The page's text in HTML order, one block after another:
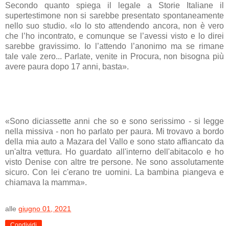
Secondo quanto spiega il legale a Storie Italiane il
supertestimone non si sarebbe presentato spontaneamente
nello suo studio. «Io lo sto attendendo ancora, non è vero
che l’ho incontrato, e comunque se l’avessi visto e lo direi
sarebbe gravissimo. Io l’attendo l’anonimo ma se rimane
tale vale zero... Parlate, venite in Procura, non bisogna più
avere paura dopo 17 anni, basta».
«Sono diciassette anni che so e sono serissimo - si legge
nella missiva - non ho parlato per paura. Mi trovavo a bordo
della mia auto a Mazara del Vallo e sono stato affiancato da
un'altra vettura. Ho guardato all'interno dell'abitacolo e ho
visto Denise con altre tre persone. Ne sono assolutamente
sicuro. Con lei c'erano tre uomini. La bambina piangeva e
chiamava la mamma».
alle giugno 01, 2021